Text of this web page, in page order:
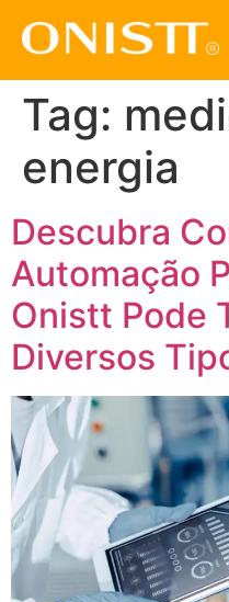
Tag:
energia
Descubra
Automação
Onistt Pode
Diversos